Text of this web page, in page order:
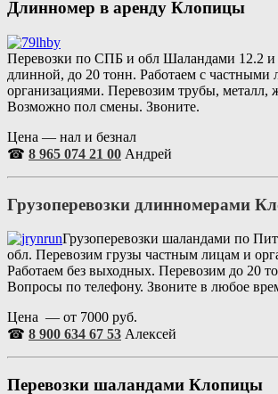
Длинномер в аренду Клопицы
Перевозки по СПБ и обл Шаландами 12.2 и
длинной, до 20 тонн. Работаем с частными
организациями. Перевозим трубы, металл,
Возможно пол смены. Звоните.
Цена — нал и безнал
☎ 8 965 074 21 00 Андрей
Грузоперевозки длинномерами
Грузоперевозки шаландами по
обл. Перевозим грузы частным лицам и
Работаем без выходных. Перевозим до 20
Вопросы по телефону. Звоните в любое
Цена — от 7000 руб.
☎ 8 900 634 67 53 Алексей
Перевозки шаландами Клопицы